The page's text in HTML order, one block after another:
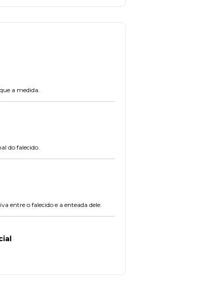
a medida.
do falecido.
entre o falecido e a enteada dele.